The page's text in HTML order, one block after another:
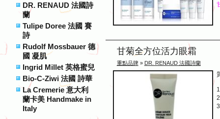
DR. RENAUD 法國詩
蘭
Tulipe Doree 法國 賽
詩
Rudolf Mossbauer 德
國 凝肌
Ingrid Millet 英格蜜兒
Bio-C-Ziwi 法國 詩華
La Cremerie 意大利
蘭卡美 Handmake in
Italy
甘菊全方位活力眼霜
重點品牌» DR. RENAUD 法國詩蘭